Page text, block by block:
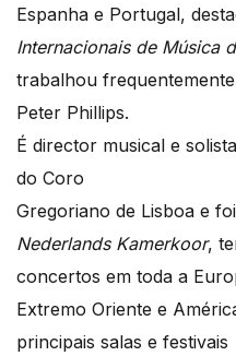
Espanha e Portugal,
Internacionais de Música
trabalhou
Peter Phillips.
É director musical e
do Coro
Gregoriano de Lisboa e
Nederlands Kamerkoor,
concertos em toda a
Extremo Oriente e
principais salas e festivais